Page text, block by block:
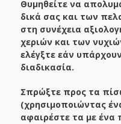
Θυμηθείτε να
δικά σας και των
στη συνέχεια
χεριών και των
ελέγξτε εάν
διαδικασία.
Σπρώξτε προς τα
(χρησιμοποιώντας
αφαιρέστε τα με ένα